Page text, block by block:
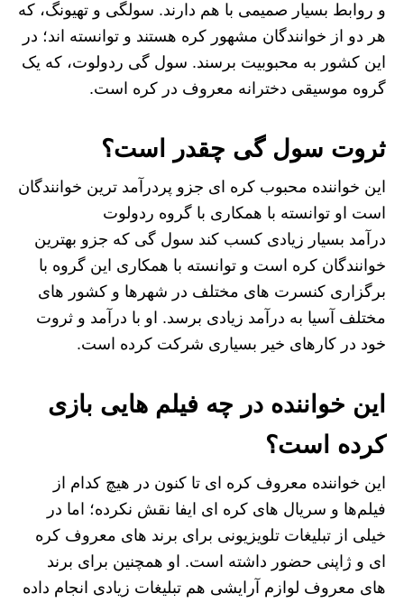
و روابط بسیار صمیمی با هم دارند. سولگی و تهیونگ، که
هر دو از خوانندگان مشهور کره هستند و توانسته اند؛ در
این کشور به محبوبیت برسند. سول گی ردولوت، که یک
گروه موسیقی دخترانه معروف در کره است.
ثروت سول گی چقدر است؟
این خواننده محبوب کره ای جزو پردرآمد ترین خوانندگان
است او توانسته با همکاری با گروه ردولوت
درآمد بسیار زیادی کسب کند سول گی که جزو بهترین
خوانندگان کره است و توانسته با همکاری این گروه با
برگزاری کنسرت های مختلف در شهرها و کشور های
مختلف آسیا به درآمد زیادی برسد. او با درآمد و ثروت
خود در کارهای خیر بسیاری شرکت کرده است.
این خواننده در چه فیلم هایی بازی
کرده است؟
این خواننده معروف کره ای تا کنون در هیچ کدام از
فیلم‌ها و سریال‌ های کره ای ایفا نقش نکرده؛ اما در
خیلی از تبلیغات تلویزیونی برای برند های معروف کره
ای و ژاپنی حضور داشته است. او همچنین برای برند
های معروف لوازم آرایشی هم تبلیغات زیادی انجام داده